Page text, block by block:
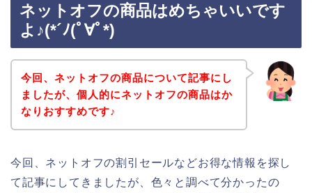
ネットオフの商品はめちゃいいです
よ♪(*´ﾉ(ﾟ∀ﾟ*)
今回、ネットオフの商品について記事にし
ましたが、個人的にネットオフの商品はか
なりおすすめです♪
今回、ネットオフの割引セールなどお得な情報を探し
て記事にしてきましたが、色々と調べて分かったの